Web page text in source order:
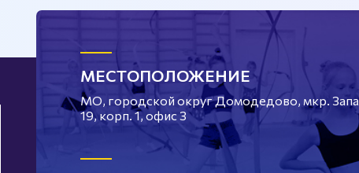
МЕСТОПОЛОЖЕНИЕ
МО, городской округ Домодедово, мкр.
19, корп. 1, офис 3